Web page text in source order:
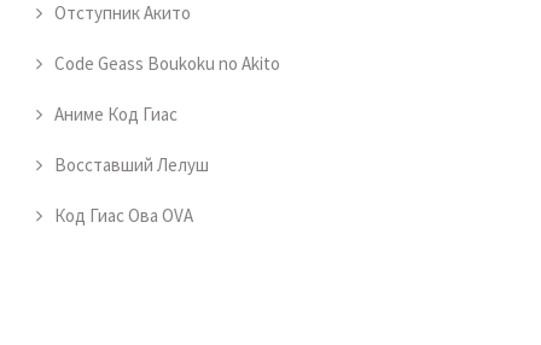
Отступник Акито
Code Geass Boukoku no Akito
Аниме Код Гиас
Восставший Лелуш
Код Гиас Ова OVA